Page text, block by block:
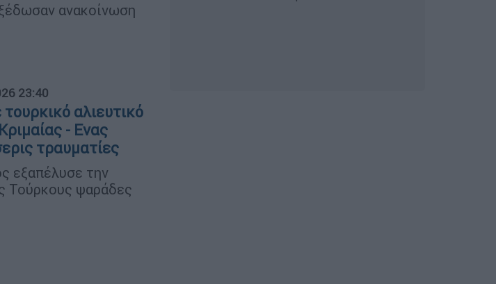
ανακοίνωση
23:40
τουρκικό αλιευτικό
- Ενας
τραυματίες
εξαπέλυσε την
Τούρκους ψαράδες